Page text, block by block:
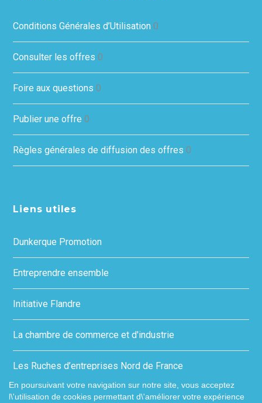
Conditions Générales d’Utilisation 0
Consulter les offres 0
Foire aux questions 0
Publier une offre 0
Règles générales de diffusion des offres 0
Liens utiles
Dunkerque Promotion
Entreprendre ensemble
Initiative Flandre
La chambre de commerce et d'industrie
Les Ruches d’entreprises Nord de France
En poursuivant votre navigation sur notre site, vous acceptez
l\'utilisation de cookies permettant d\'améliorer votre expérience